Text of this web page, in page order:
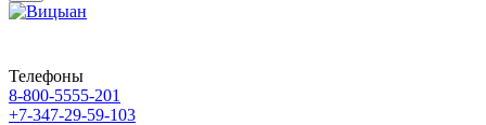
Телефоны
8-800-5555-201
+7-347-29-59-103